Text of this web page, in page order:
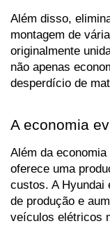
Além disso,
montagem de
originalmente
não apenas
desperdício de
A economia
Além da
oferece uma
custos. A Hyundai
de produção e
veículos elétricos